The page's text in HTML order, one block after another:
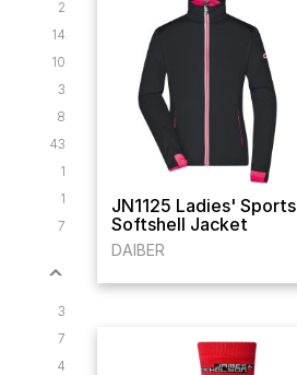
2
14
10
3
8
43
1
1
7
3
7
4
JN1125 Ladies' Sports
Softshell Jacket
DAIBER